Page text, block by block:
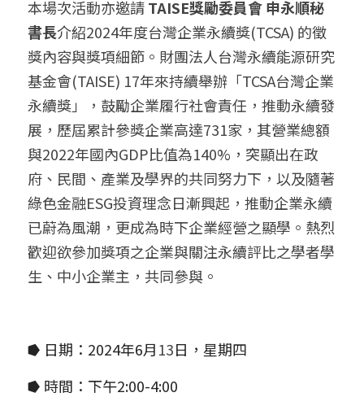
本場次活動亦邀請 TAISE獎勵委員會 申永順秘
書長介紹2024年度台灣企業永續獎(TCSA)​ ​的徵
獎內容與獎項細節。財團法人台灣永續能源研究
基金會(TAISE) 17年來持續舉辦「TCSA台灣企業
永續獎」，鼓勵企業履行社會責任，推動永續發
展，歷屆累計參獎企業高達731家，其營業總額
與2022年國內GDP比值為140%，突顯出在政
府、民間、產業及學界的共同努力下，以及隨著
綠色金融ESG投資理念日漸興起，推動企業永續
已蔚為風潮，更成為時下企業經營之顯學。熱烈
歡迎欲參加獎項之企業與關注永續評比之學者學
生、中小企業主，共同參與。
⭓ 日期：2024年6月13日，星期四
⭓ 時間：下午2:00-4:00